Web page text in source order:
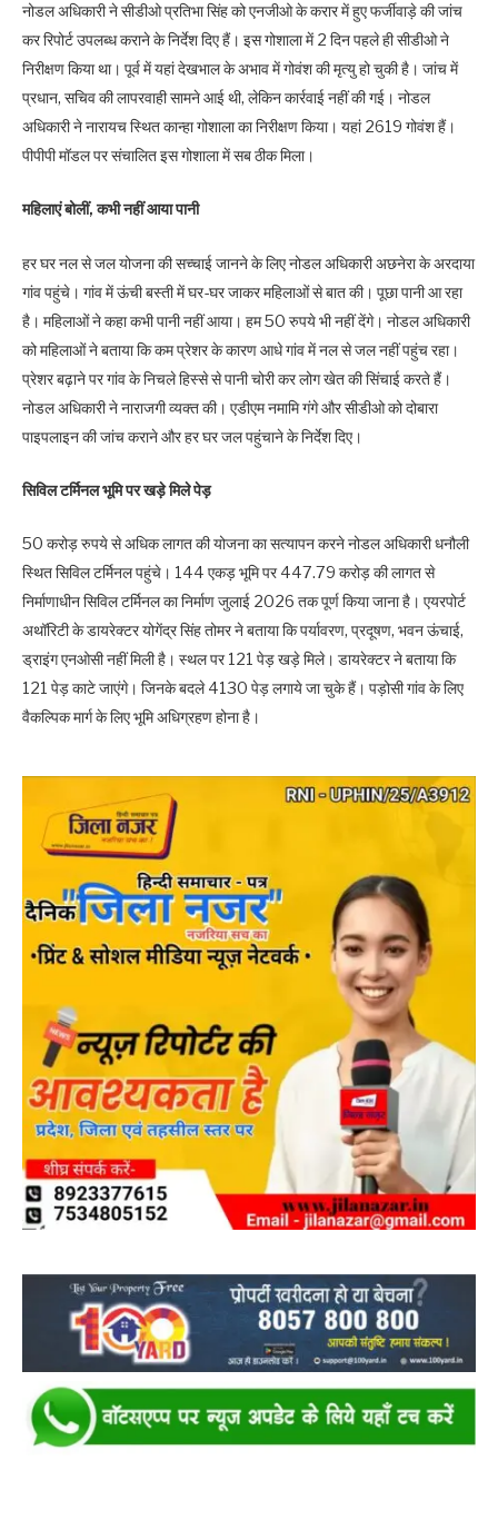
नोडल अधिकारी ने सीडीओ प्रतिभा सिंह को एनजीओ के करार में हुए फर्जीवाड़े की जांच
कर रिपोर्ट उपलब्ध कराने के निर्देश दिए हैं। इस गोशाला में 2 दिन पहले ही सीडीओ ने
निरीक्षण किया था। पूर्व में यहां देखभाल के अभाव में गोवंश की मृत्यु हो चुकी है। जांच में
प्रधान, सचिव की लापरवाही सामने आई थी, लेकिन कार्रवाई नहीं की गई। नोडल
अधिकारी ने नारायच स्थित कान्हा गोशाला का निरीक्षण किया। यहां 2619 गोवंश हैं।
पीपीपी मॉडल पर संचालित इस गोशाला में सब ठीक मिला।
महिलाएं बोलीं, कभी नहीं आया पानी
हर घर नल से जल योजना की सच्चाई जानने के लिए नोडल अधिकारी अछनेरा के अरदाया
गांव पहुंचे। गांव में ऊंची बस्ती में घर-घर जाकर महिलाओं से बात की। पूछा पानी आ रहा
है। महिलाओं ने कहा कभी पानी नहीं आया। हम 50 रुपये भी नहीं देंगे। नोडल अधिकारी
को महिलाओं ने बताया कि कम प्रेशर के कारण आधे गांव में नल से जल नहीं पहुंच रहा।
प्रेशर बढ़ाने पर गांव के निचले हिस्से से पानी चोरी कर लोग खेत की सिंचाई करते हैं।
नोडल अधिकारी ने नाराजगी व्यक्त की। एडीएम नमामि गंगे और सीडीओ को दोबारा
पाइपलाइन की जांच कराने और हर घर जल पहुंचाने के निर्देश दिए।
सिविल टर्मिनल भूमि पर खड़े मिले पेड़
50 करोड़ रुपये से अधिक लागत की योजना का सत्यापन करने नोडल अधिकारी धनौली
स्थित सिविल टर्मिनल पहुंचे। 144 एकड़ भूमि पर 447.79 करोड़ की लागत से
निर्माणाधीन सिविल टर्मिनल का निर्माण जुलाई 2026 तक पूर्ण किया जाना है। एयरपोर्ट
अथॉरिटी के डायरेक्टर योगेंद्र सिंह तोमर ने बताया कि पर्यावरण, प्रदूषण, भवन ऊंचाई,
ड्राइंग एनओसी नहीं मिली है। स्थल पर 121 पेड़ खड़े मिले। डायरेक्टर ने बताया कि
121 पेड़ काटे जाएंगे। जिनके बदले 4130 पेड़ लगाये जा चुके हैं। पड़ोसी गांव के लिए
वैकल्पिक मार्ग के लिए भूमि अधिग्रहण होना है।